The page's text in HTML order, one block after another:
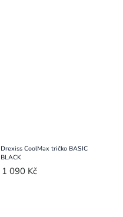
Drexiss CoolMax tričko BASIC
BLACK
1 090 Kč